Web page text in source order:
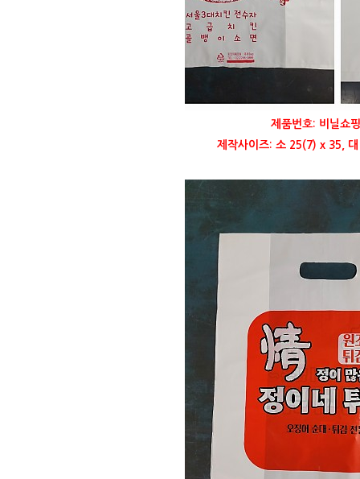
제품번호: 비닐쇼
제작사이즈: 소 25(7) x 35,